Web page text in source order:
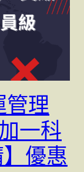
管理
一科
優惠